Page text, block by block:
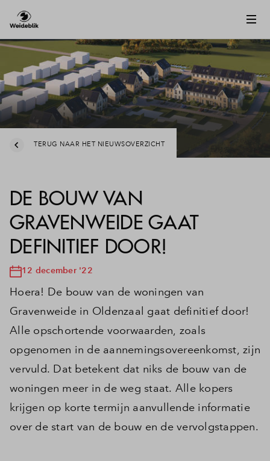
TERUG NAAR HET NIEUWSOVERZICHT
DE BOUW VAN
GRAVENWEIDE GAAT
DEFINITIEF DOOR!
12 december '22
Hoera! De bouw van de woningen van
Gravenweide in Oldenzaal gaat definitief door!
Alle opschortende voorwaarden, zoals
opgenomen in de aannemingsovereenkomst, zijn
vervuld. Dat betekent dat niks de bouw van de
woningen meer in de weg staat. Alle kopers
krijgen op korte termijn aanvullende informatie
over de start van de bouw en de vervolgstappen.